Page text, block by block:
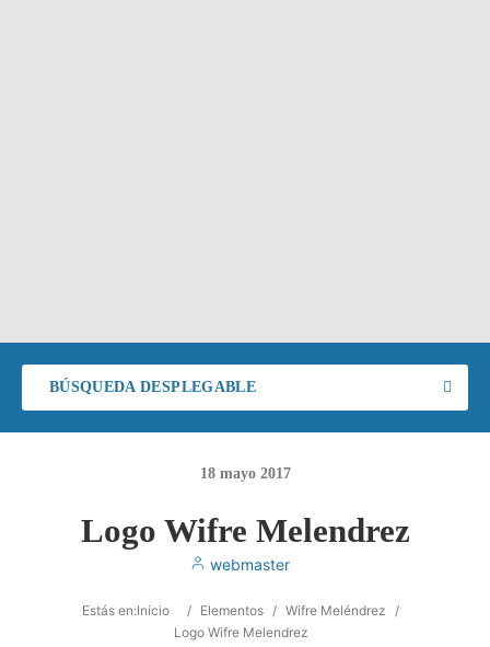
BÚSQUEDA DESPLEGABLE
18 mayo 2017
Logo Wifre Melendrez
webmaster
Estás en:Inicio / Elementos / Wifre Meléndrez /
Logo Wifre Melendrez